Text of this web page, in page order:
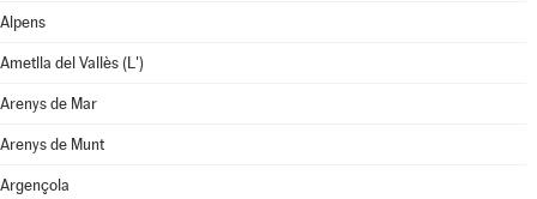
Alpens
Ametlla del Vallès (L')
Arenys de Mar
Arenys de Munt
Argençola